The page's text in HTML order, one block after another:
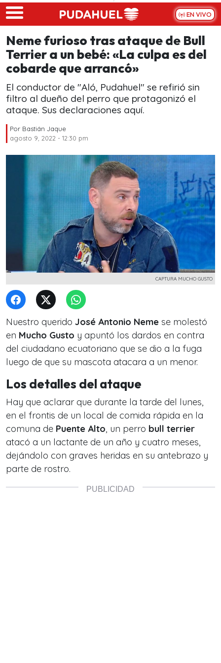
Skip to main content
EN VIVO
Neme furioso tras ataque de Bull
Terrier a un bebé: «La culpa es del
cobarde que arrancó»
El conductor de "Aló, Pudahuel" se refirió sin
filtro al dueño del perro que protagonizó el
ataque. Sus declaraciones aquí.
Por Bastián Jaque
agosto 9, 2022 - 12:30 pm
CAPTURA MUCHO GUSTO
Nuestro querido José Antonio Neme se molestó
en Mucho Gusto y apuntó los dardos en contra
del ciudadano ecuatoriano que se dio a la fuga
luego de que su mascota atacara a un menor.
Los detalles del ataque
Hay que aclarar que durante la tarde del lunes,
en el frontis de un local de comida rápida en la
comuna de Puente Alto, un perro bull terrier
atacó a un lactante de un año y cuatro meses,
dejándolo con graves heridas en su antebrazo y
parte de rostro.